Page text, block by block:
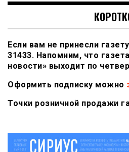
Если вам не принесли
31433. Напомним, что
новости» выходит по
Оформить подписку можно
Точки розничной продажи